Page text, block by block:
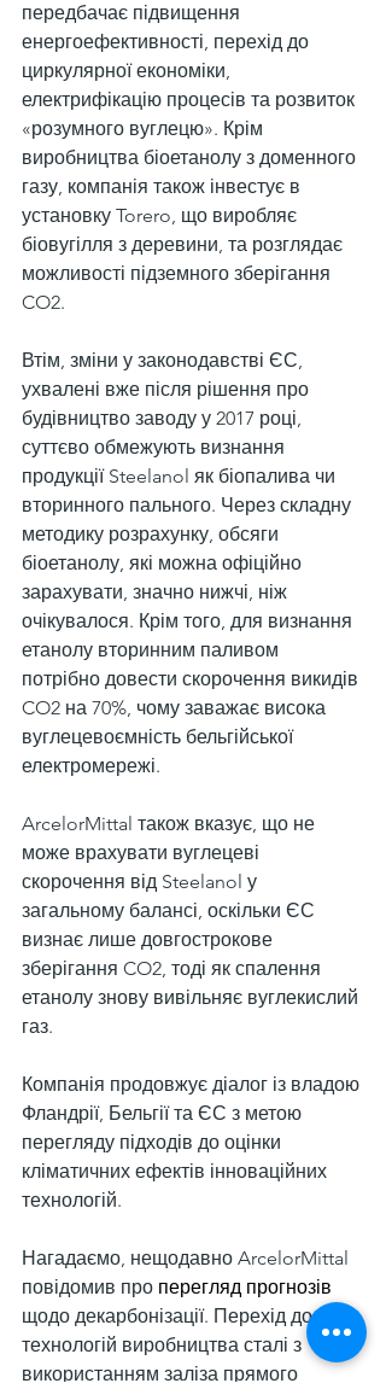
передбачає підвищення
енергоефективності, перехід до
циркулярної економіки,
електрифікацію процесів та розвиток
«розумного вуглецю». Крім
виробництва біоетанолу з доменного
газу, компанія також інвестує в
установку Torero, що виробляє
біовугілля з деревини, та розглядає
можливості підземного зберігання
CO2.
Втім, зміни у законодавстві ЄС,
ухвалені вже після рішення про
будівництво заводу у 2017 році,
суттєво обмежують визнання
продукції Steelanol як біопалива чи
вторинного пального. Через складну
методику розрахунку, обсяги
біоетанолу, які можна офіційно
зарахувати, значно нижчі, ніж
очікувалося. Крім того, для визнання
етанолу вторинним паливом
потрібно довести скорочення викидів
CO2 на 70%, чому заважає висока
вуглецевоємність бельгійської
електромережі.
ArcelorMittal також вказує, що не
може врахувати вуглецеві
скорочення від Steelanol у
загальному балансі, оскільки ЄС
визнає лише довгострокове
зберігання CO2, тоді як спалення
етанолу знову вивільняє вуглекислий
газ.
Компанія продовжує діалог із владою
Фландрії, Бельгії та ЄС з метою
перегляду підходів до оцінки
кліматичних ефектів інноваційних
технологій.
Нагадаємо, нещодавно ArcelorMittal
повідомив про перегляд прогнозів
щодо декарбонізації. Перехід до
технологій виробництва сталі з
використанням заліза прямого